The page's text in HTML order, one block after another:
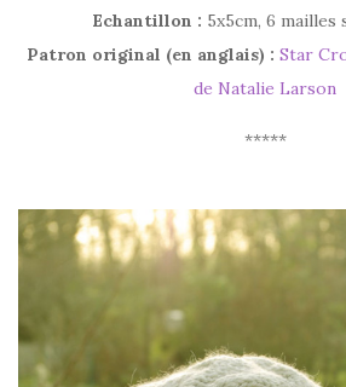
Echantillon : 5x5cm, 6 mailles
Patron original (en anglais) : Star
de Natalie Larson
*****